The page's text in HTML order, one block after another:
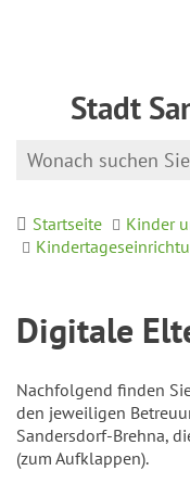
Stadt
Startseite
Kinder
Digitale
Nachfolgend finden
den jeweiligen
Sandersdorf-Brehna,
(zum Aufklappen).